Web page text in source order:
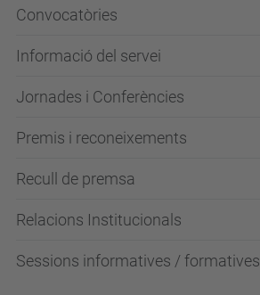
Convocatòries
Informació del servei
Jornades i Conferències
Premis i reconeixements
Recull de premsa
Relacions Institucionals
Sessions informatives / formatives